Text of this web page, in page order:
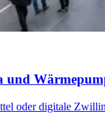
oder digitale